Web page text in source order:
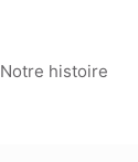
Notre histoire